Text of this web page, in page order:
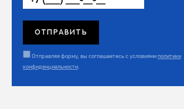
Отправляя форму, вы соглашаетесь с условиямиполитики
конфиденциальности.